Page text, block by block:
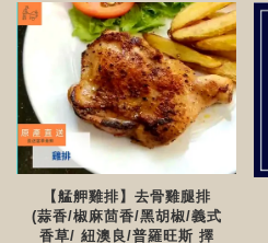
【艋舺雞排】去骨雞腿排
(蒜香/椒麻茴香/黑胡椒/義式
香草/ 紐澳良/普羅旺斯 擇